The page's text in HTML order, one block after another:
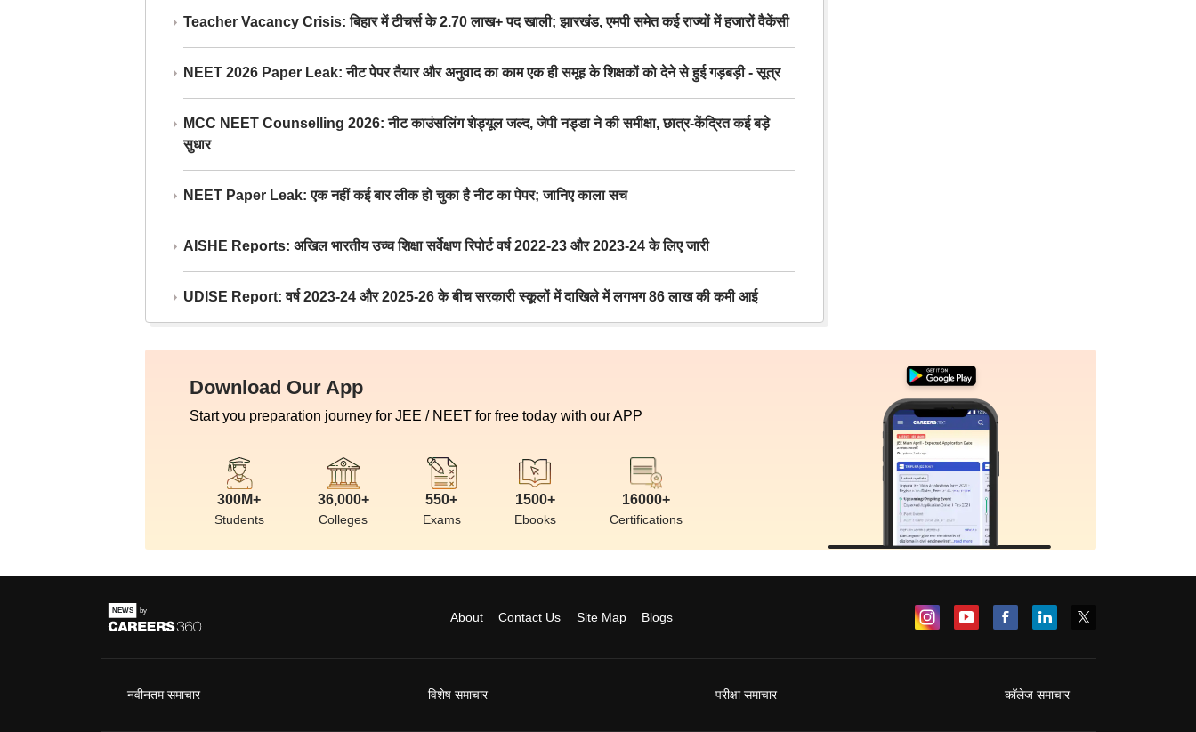
Teacher Vacancy Crisis: बिहार में टीचर्स के 2.70 लाख+ पद खाली; झारखंड, एमपी समेत कई राज्यों में हजारों वैकेंसी
NEET 2026 Paper Leak: नीट पेपर तैयार और अनुवाद का काम एक ही समूह के शिक्षकों को देने से हुई गड़बड़ी - सूत्र
MCC NEET Counselling 2026: नीट काउंसलिंग शेड्यूल जल्द, जेपी नड्डा ने की समीक्षा, छात्र-केंद्रित कई बड़े
सुधार
NEET Paper Leak: एक नहीं कई बार लीक हो चुका है नीट का पेपर; जानिए काला सच
AISHE Reports: अखिल भारतीय उच्च शिक्षा सर्वेक्षण रिपोर्ट वर्ष 2022-23 और 2023-24 के लिए जारी
UDISE Report: वर्ष 2023-24 और 2025-26 के बीच सरकारी स्कूलों में दाखिले में लगभग 86 लाख की कमी आई
Download Our App
Start you preparation journey for JEE / NEET for free today with our APP
300M+
Students
36,000+
Colleges
550+
Exams
1500+
Ebooks
16000+
Certifications
About Contact Us Site Map Blogs
नवीनतम समाचार विशेष समाचार परीक्षा समाचार कॉलेज समाचार